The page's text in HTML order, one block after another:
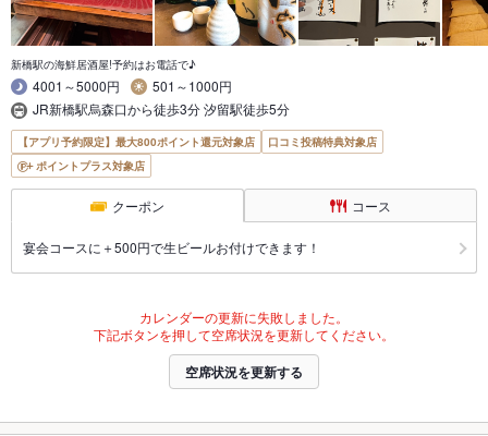
新橋駅の海鮮居酒屋!予約はお電話で♪
4001～5000円
501～1000円
JR新橋駅烏森口から徒歩3分 汐留駅徒歩5分
【アプリ予約限定】最大800ポイント還元対象店
口コミ投稿特典対象店
ポイントプラス対象店
クーポン コース
宴会コースに＋500円で生ビールお付けできます！
カレンダーの更新に失敗しました。
下記ボタンを押して空席状況を更新してください。
空席状況を更新する